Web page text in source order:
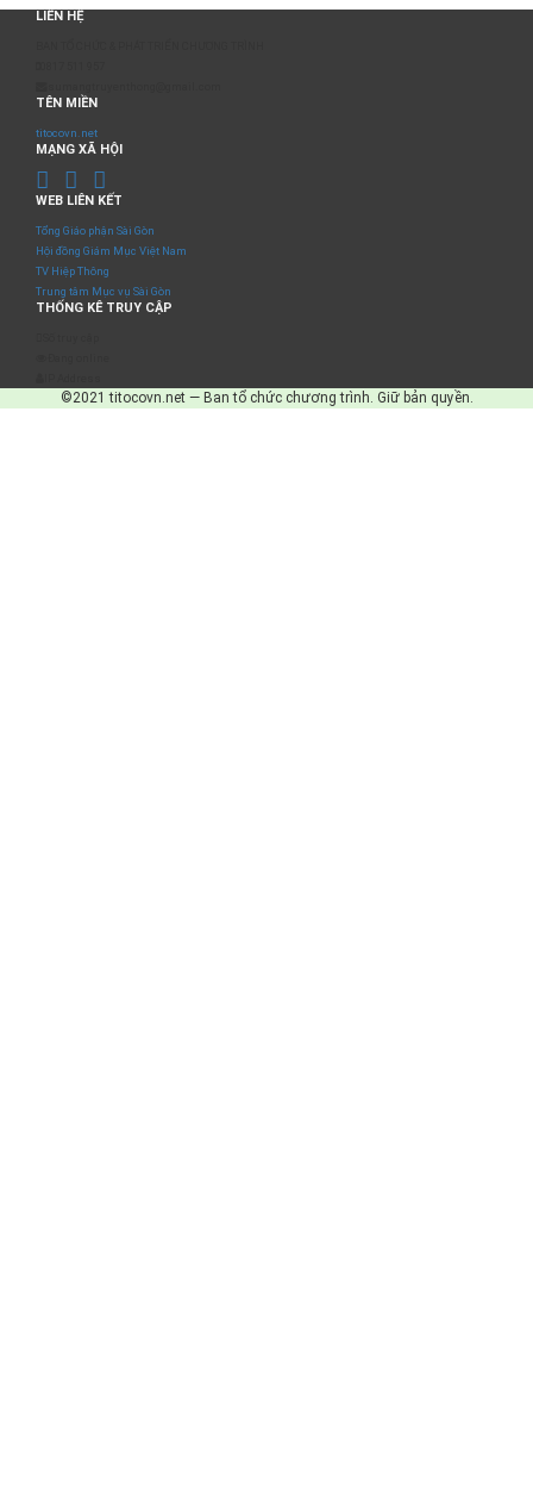
LIÊN HỆ
TÊN MIỀN
titocovn.net
MẠNG XÃ HỘI
WEB LIÊN KẾT
Tổng Giáo phận Sài Gòn
Hội đồng Giám Mục Việt Nam
TV Hiệp Thông
Trung tâm Mục vụ Sài Gòn
THỐNG KÊ TRUY CẬP
©2021 titocovn.net — Ban tổ chức chương trình. Giữ bản quyền.